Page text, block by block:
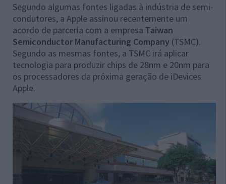
Segundo algumas fontes ligadas à indústria de semi-
condutores, a Apple assinou recentemente um
acordo de parceria com a empresa Taiwan
Semiconductor Manufacturing Company (TSMC).
Segundo as mesmas fontes, a TSMC irá aplicar
tecnologia para produzir chips de 28nm e 20nm para
os processadores da próxima geração de iDevices
Apple.